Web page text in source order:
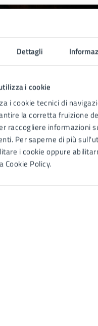
Dettagli
i cookie
i cookie tecnici di
la corretta fruizione
raccogliere informazioni
Per saperne di più
i cookie oppure
Cookie Policy.
Manduria